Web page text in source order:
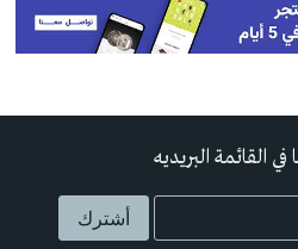
القائمة البريديه